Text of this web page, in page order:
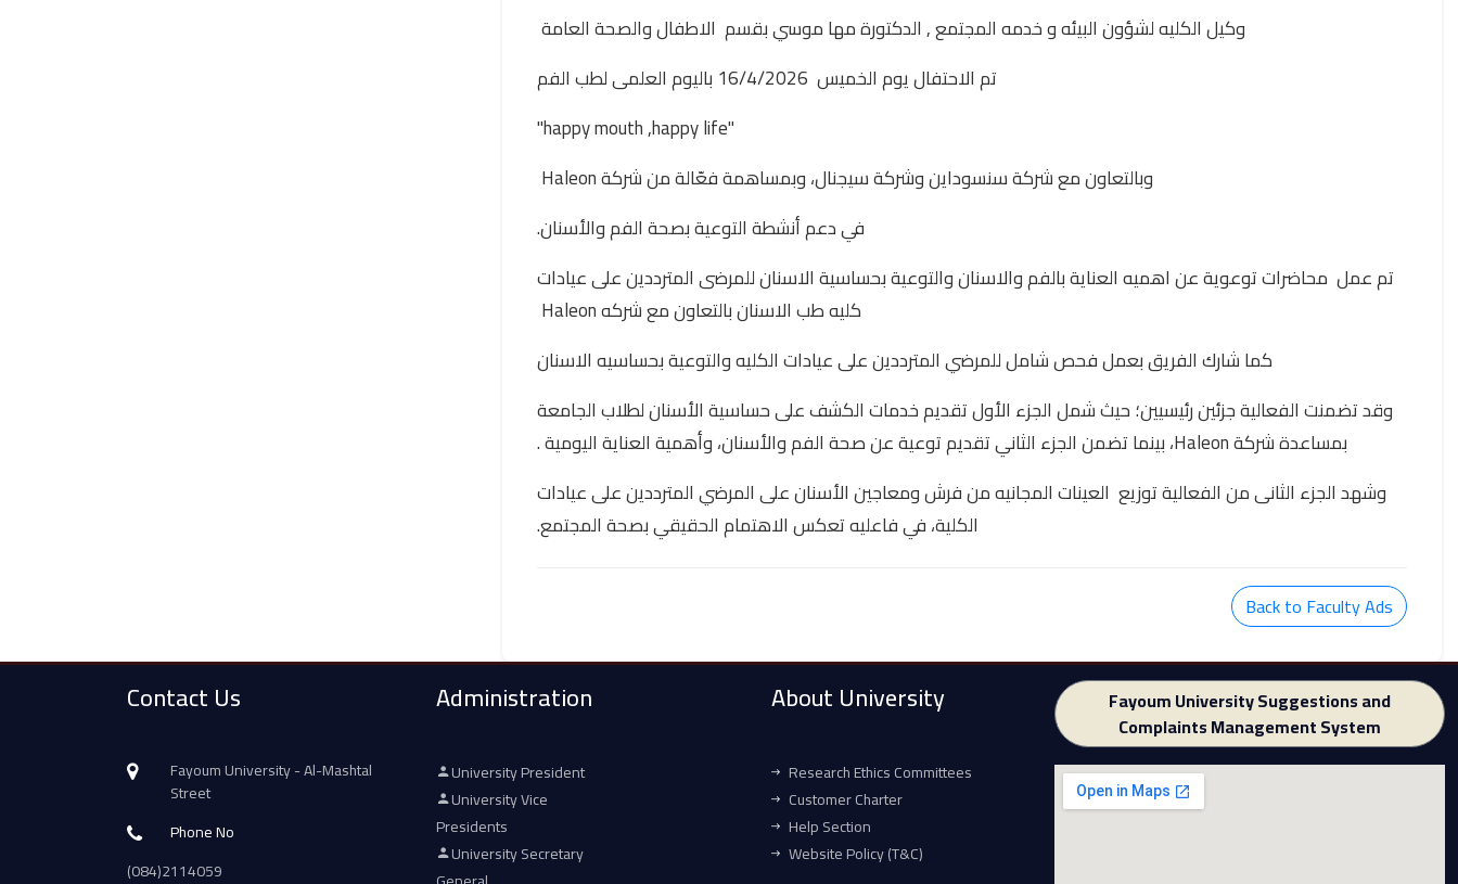
وكيل الكليه لشؤون البيئه و خدمه المجتمع , الدكتورة مها موسي بقسم الاطفال والصحة العامة
تم الاحتفال يوم الخميس 16/4/2026 باليوم العلمى لطب الفم
"happy mouth ,happy life"
وبالتعاون مع شركة سنسوداين وشركة سيجنال، وبمساهمة فعّالة من شركة Haleon
في دعم أنشطة التوعية بصحة الفم والأسنان.
تم عمل محاضرات توعوية عن اهميه العناية بالفم والاسنان والتوعية بحساسية الاسنان للمرضى المترددين على عيادات
كليه طب الاسنان بالتعاون مع شركه Haleon
كما شارك الفريق بعمل فحص شامل للمرضي المترددين على عيادات الكليه والتوعية بحساسيه الاسنان
وقد تضمنت الفعالية جزئين رئيسيين؛ حيث شمل الجزء الأول تقديم خدمات الكشف على حساسية الأسنان لطلاب الجامعة
بمساعدة شركة Haleon، بينما تضمن الجزء الثاني تقديم توعية عن صحة الفم والأسنان، وأهمية العناية اليومية .
وشهد الجزء الثانى من الفعالية توزيع العينات المجانيه من فرش ومعاجين الأسنان على المرضي المترددين على عيادات
الكلية، في فاعليه تعكس الاهتمام الحقيقي بصحة المجتمع.
Back to Faculty Ads
Contact Us
Fayoum University - Al-Mashtal
Street
Phone No
(084)2114059
Administration
University President
University Vice
Presidents
University Secretary
About University
Research Ethics Committees
Customer Charter
Help Section
Website Policy (T&C)
Fayoum University Suggestions and
Complaints Management System